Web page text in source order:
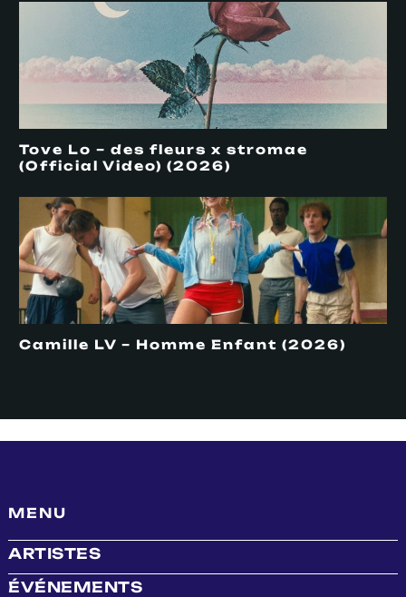
Tove Lo – des fleurs x stromae
(Official Video) (2026)
Camille LV – Homme Enfant (2026)
MENU
ARTISTES
ÉVÉNEMENTS